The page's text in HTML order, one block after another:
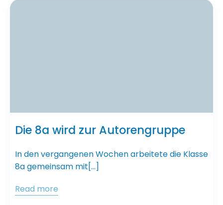
Die 8a wird zur Autorengruppe
In den vergangenen Wochen arbeitete die Klasse
8a gemeinsam mit[…]
Read more